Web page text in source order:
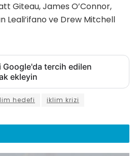
Giteau, James O’Connor,
Leali’ifano ve Drew Mitchell
Google'da tercih edilen
ekleyin
hedefi iklim krizi